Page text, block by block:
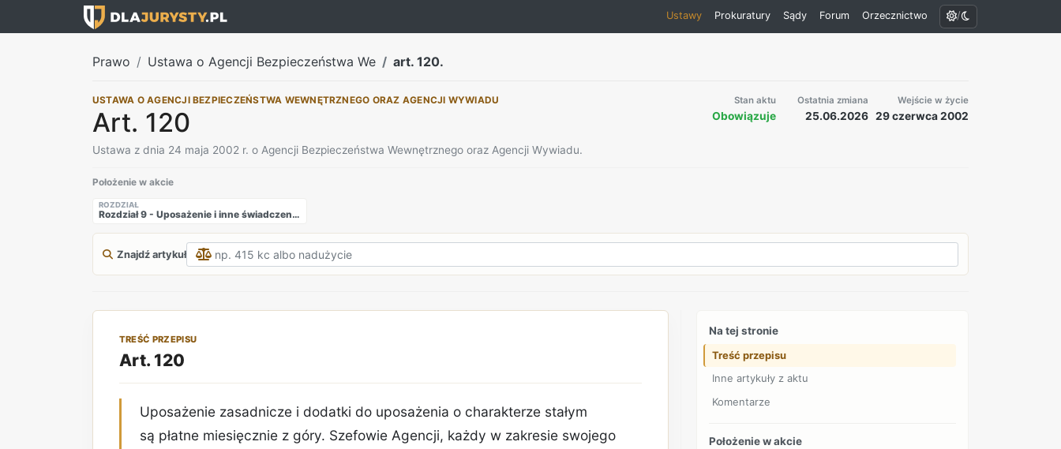
Ustawy Prokuratury Sądy Forum Orzecznictwo /
Prawo Ustawa o Agencji Bezpieczeństwa We art. 120.
USTAWA O AGENCJI BEZPIECZEŃSTWA WEWNĘTRZNEGO ORAZ AGENCJI WYWIADU
Art. 120
Ustawa z dnia 24 maja 2002 r. o Agencji Bezpieczeństwa Wewnętrznego oraz Agencji Wywiadu.
Stan aktu
Obowiązuje
Ostatnia zmiana
25.06.2026
Wejście w życie
29 czerwca 2002
Położenie w akcie
ROZDZIAŁ
Rozdział 9 - Uposażenie i inne świadczenia pieniężne funkcjonariuszy Agencji Bezpieczeństwa Wewnętrznego oraz Agencji Wywiadu
Znajdź artykuł
TREŚĆ PRZEPISU
Art. 120
Uposażenie zasadnicze i dodatki do uposażenia o charakterze stałym
są płatne miesięcznie z góry. Szefowie Agencji, każdy w zakresie swojego
Na tej stronie
Treść przepisu
Inne artykuły z aktu
Komentarze
Położenie w akcie